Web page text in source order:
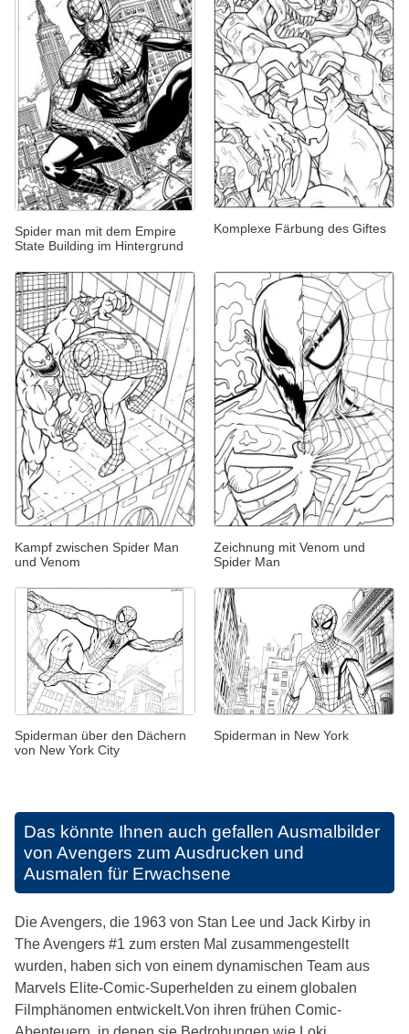
Spider man mit dem Empire
State Building im Hintergrund
Komplexe Färbung des Giftes
Kampf zwischen Spider Man
und Venom
Zeichnung mit Venom und
Spider Man
Spiderman über den Dächern
von New York City
Spiderman in New York
Das könnte Ihnen auch gefallen Ausmalbilder
von Avengers zum Ausdrucken und
Ausmalen für Erwachsene
Die Avengers, die 1963 von Stan Lee und Jack Kirby in
The Avengers #1 zum ersten Mal zusammengestellt
wurden, haben sich von einem dynamischen Team aus
Marvels Elite-Comic-Superhelden zu einem globalen
Filmphänomen entwickelt.Von ihren frühen Comic-